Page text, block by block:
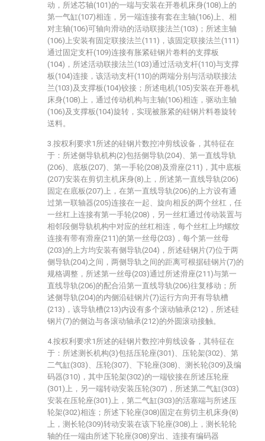
动，所述芯轴(101)的一端与安装在开卷机床身(108)上的
第一气缸(107)相连，另一端连接有套在主轴(106)上、相
对主轴(106)可轴向滑动的活动联接法兰(103)；所述主轴
(106)上安装有固定联接法兰(111)，该固定联接法兰(111)
通过固定支杆(109)连接有胀紧硅钢片卷料的支撑板
(104)，所述活动联接法兰(103)通过活动支杆(110)与支撑
板(104)连接，该活动支杆(110)的两端分别与活动联接法
兰(103)及支撑板(104)铰接；所述电机(105)安装在开卷机
床身(108)上，通过传动机构与主轴(106)相连，驱动主轴
(106)及支撑板(104)旋转，实现被胀紧的硅钢片料卷旋转
送料。
3.按权利要求1所述的硅钢片数控冲剪线设备，其特征在
于：所述侧导轨机构(2)包括侧导轨(204)、第一直线导轨
(206)、底板(207)、第一手轮(208)及滑座(211)，其中底板
(207)安装在剪切主机床身(8)上，所述第一直线导轨(206)
固定在底板(207)上，在第一直线导轨(206)的上方设有通
过第一联轴器(205)连接在一起、旋向相反的两个丝杠，任
一丝杠上连接有第一手轮(208)，另一丝杠通过传动装置与
相邻段侧导轨机构中对应的丝杠相连，每个丝杠上均螺纹
连接有带有滑座(211)的第一丝母(203)，每个第一丝母
(203)的上方均安装有侧导轨(204)，所述硅钢片(7)位于两
侧导轨(204)之间，两侧导轨之间的距离可根据硅钢片(7)的
规格调整，所述第一丝母(203)通过所述滑座(211)与第一
直线导轨(206)的配合沿第一直线导轨(206)往复移动；所
述侧导轨(204)的内侧沿硅钢片(7)运行方向开有导轨槽
(213)，该导轨槽(213)内设有多个滚动轴承(212)，所述硅
钢片(7)的侧边与各滚动轴承(212)的外圆滚动接触。
4.按权利要求1所述的硅钢片数控冲剪线设备，其特征在
于：所述测长机构(3)包括压轮座(301)、压轮架(302)、第
二气缸(303)、压轮(307)、下轮座(308)、测长轮(309)及编
码器(310)，其中压轮架(302)的一端铰接在所述压轮座
(301)上，另一端转动安装压轮(307)，所述第二气缸(303)
安装在压轮座(301)上，第二气缸(303)的活塞端与所述压
轮架(302)相连；所述下轮座(308)固定在剪切主机床身(8)
上，测长轮(309)转动安装在该下轮座(308)上，测长轮轮
轴的任一端由所述下轮座(308)穿出、连接有编码器